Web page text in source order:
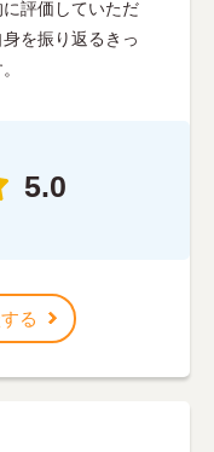
評価していただ
を振り返るきっ
5.0
る